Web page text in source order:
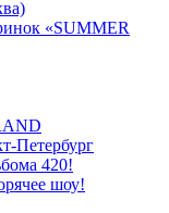
«SUMMER
Петербург
420!
шоу!